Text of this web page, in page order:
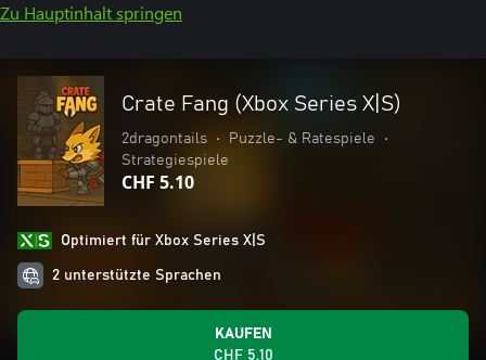
Zu Hauptinhalt springen
Crate Fang (Xbox Series X|S)
2dragontails • Puzzle- & Ratespiele
•
Strategiespiele
CHF 5.10
Optimiert für Xbox Series X|S
2 unterstützte Sprachen
KAUFEN
CHF 5.10